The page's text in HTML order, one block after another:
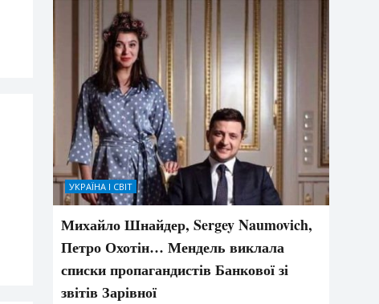
УКРАЇНА І СВІТ
Михайло Шнайдер, Sergey Naumovich,
Петро Охотін… Мендель виклала
списки пропагандистів Банкової зі
звітів Зарівної